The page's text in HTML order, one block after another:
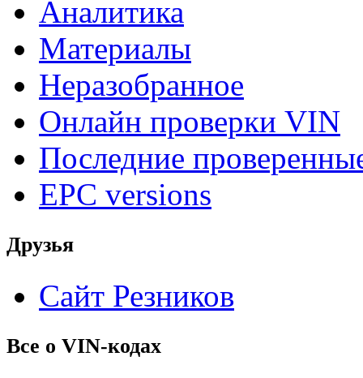
Аналитика
Материалы
Неразобранное
Онлайн проверки VIN
Последние
EPC versions
Друзья
Сайт Резников
Все о VIN-кодах